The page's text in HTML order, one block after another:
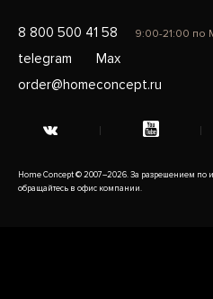
8 800 500 41 58 9:00-21:00 по
telegram
Max
order@homeconcept.ru
Home Concept © 2007–2026. За разрешением по
обращайтесь в офис компании.